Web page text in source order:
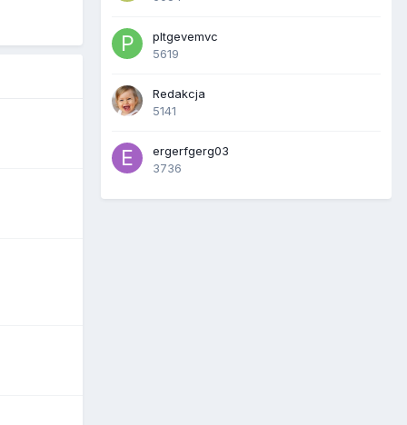
pltgevemvc
5619
Redakcja
5141
ergerfgerg03
3736